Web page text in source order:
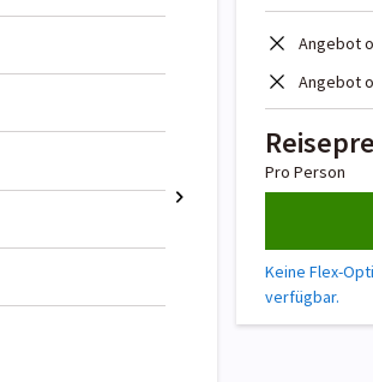
Angebot
Angebot
Pro Person
Keine Flex-
verfügbar.